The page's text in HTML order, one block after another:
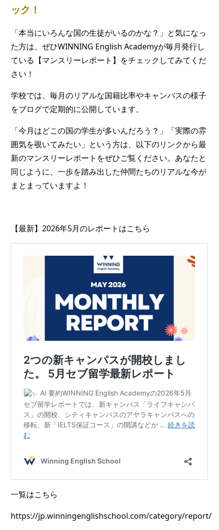
ック！
「本当にいろんな国の生徒がいるのかな？」と気になっ
た方は、ぜひWINNING English Academyが毎月発行し
ている【マンスリーレポート】をチェックしてみてくだ
さい！
学校では、毎月のリアルな国籍比率やキャンパスの様子
をブログで定期的に公開しています。
「今月はどこの国の学生が多いんだろう？」「実際の雰
囲気を覗いてみたい」という方は、以下のリンクから最
新のマンスリーレポートをぜひご覧ください。あなたと
同じように、一歩を踏み出した仲間たちのリアルな今が
まとまっていますよ！
【最新】2026年5月のレポートはこちら
一覧はこちら
https://jp.winningenglishschool.com/category/report/